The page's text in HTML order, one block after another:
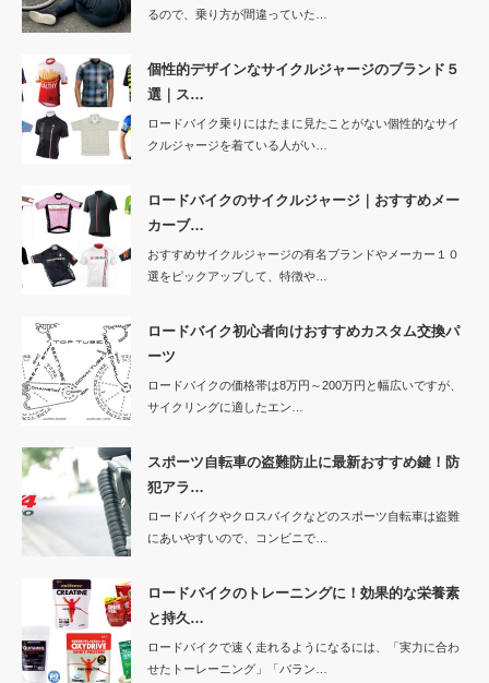
るので、乗り方が間違っていた…
個性的デザインなサイクルジャージのブランド５
選｜ス…
ロードバイク乗りにはたまに見たことがない個性的なサイ
クルジャージを着ている人がい…
ロードバイクのサイクルジャージ｜おすすめメー
カーブ…
おすすめサイクルジャージの有名ブランドやメーカー１０
選をピックアップして、特徴や…
ロードバイク初心者向けおすすめカスタム交換パ
ーツ
ロードバイクの価格帯は8万円～200万円と幅広いですが、
サイクリングに適したエン…
スポーツ自転車の盗難防止に最新おすすめ鍵！防
犯アラ…
ロードバイクやクロスバイクなどのスポーツ自転車は盗難
にあいやすいので、コンビニで…
ロードバイクのトレーニングに！効果的な栄養素
と持久…
ロードバイクで速く走れるようになるには、「実力に合わ
せたトーレーニング」「バラン…